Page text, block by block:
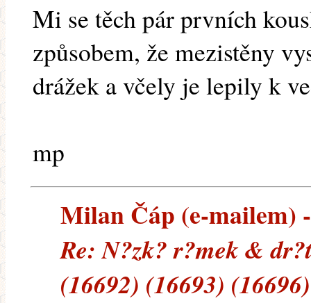
Mi se těch pár prvních
způsobem, že mezistěny
drážek a včely je lepily k
mp
Milan Čáp (e-mailem)
Re: N?zk? r?mek &
(16692) (16693) (16696)